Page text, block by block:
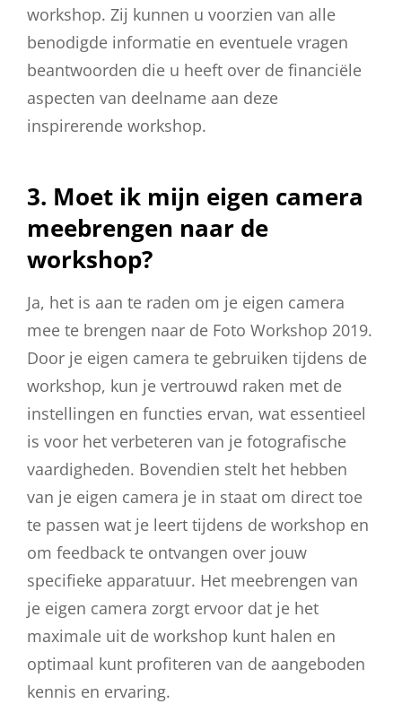
workshop. Zij kunnen u voorzien van alle
benodigde informatie en eventuele vragen
beantwoorden die u heeft over de financiële
aspecten van deelname aan deze
inspirerende workshop.
3. Moet ik mijn eigen camera
meebrengen naar de
workshop?
Ja, het is aan te raden om je eigen camera
mee te brengen naar de Foto Workshop 2019.
Door je eigen camera te gebruiken tijdens de
workshop, kun je vertrouwd raken met de
instellingen en functies ervan, wat essentieel
is voor het verbeteren van je fotografische
vaardigheden. Bovendien stelt het hebben
van je eigen camera je in staat om direct toe
te passen wat je leert tijdens de workshop en
om feedback te ontvangen over jouw
specifieke apparatuur. Het meebrengen van
je eigen camera zorgt ervoor dat je het
maximale uit de workshop kunt halen en
optimaal kunt profiteren van de aangeboden
kennis en ervaring.